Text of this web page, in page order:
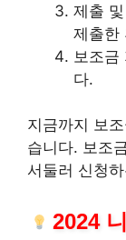
제출
제출한
보조금
다.
지금까지 보
습니다. 보조
서둘러 신청
2024